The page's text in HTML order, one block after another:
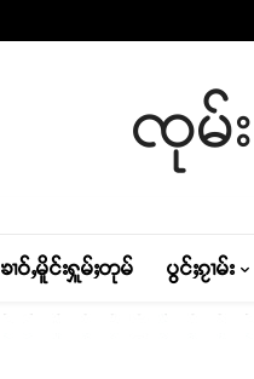
ၸုမ်း
ၶၢဝ်ႇမိူင်းႁူမ်ႈတုမ် ပွင်ႈၵႂၢမ်း